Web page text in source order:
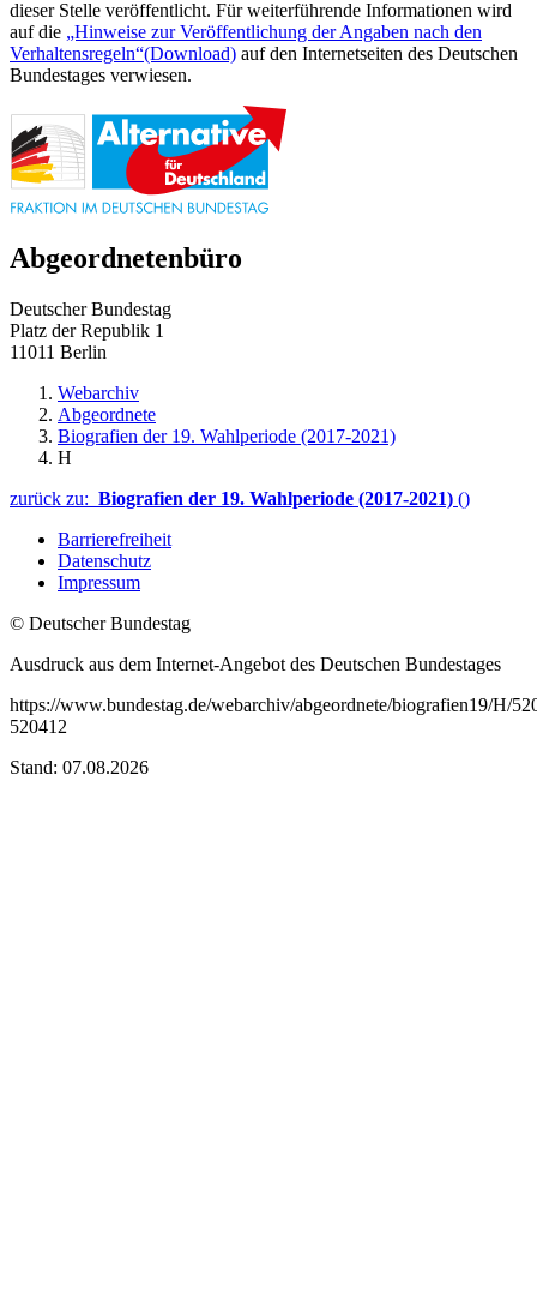
dieser Stelle veröffentlicht. Für weiterführende Informationen wird
auf die „Hinweise zur Veröffentlichung der Angaben nach den
Verhaltensregeln“(Download) auf den Internetseiten des Deutschen
Bundestages verwiesen.
Abgeordnetenbüro
Deutscher Bundestag
Platz der Republik 1
11011 Berlin
Webarchiv
Abgeordnete
Biografien der 19. Wahlperiode (2017-2021)
H
zurück zu: Biografien der 19. Wahlperiode (2017-2021) ()
Barrierefreiheit
Datenschutz
Impressum
© Deutscher Bundestag
Ausdruck aus dem Internet-Angebot des Deutschen Bundestages
https://www.bundestag.de/webarchiv/abgeordnete/biografien19/H/
520412
Stand: 07.08.2026